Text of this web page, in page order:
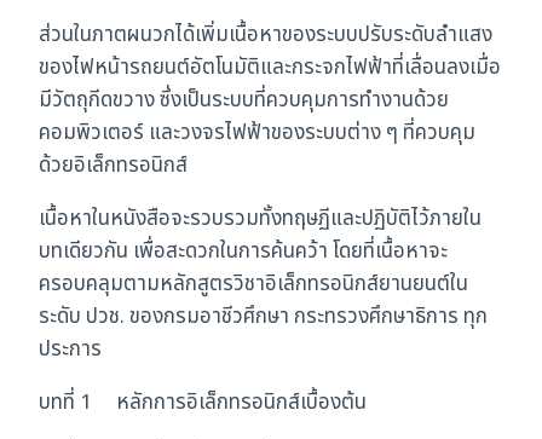
ส่วนในภาตผนวกได้เพิ่มเนื้อหาของระบบปรับระดับลำแสง
ของไฟหน้ารถยนต์อัตโนมัติและกระจกไฟฟ้าที่เลื่อนลงเมื่อ
มีวัตถุกีดขวาง ซึ่งเป็นระบบที่ควบคุมการทำงานด้วย
คอมพิวเตอร์ และวงจรไฟฟ้าของระบบต่าง ๆ ที่ควบคุม
ด้วยอิเล็กทรอนิกส์
เนื้อหาในหนังสือจะรวบรวมทั้งทฤษฏีและปฏิบัติไว้ภายใน
บทเดียวกัน เพื่อสะดวกในการค้นคว้า โดยที่เนื้อหาจะ
ครอบคลุมตามหลักสูตรวิชาอิเล็กทรอนิกส์ยานยนต์ใน
ระดับ ปวช. ของกรมอาชีวศึกษา กระทรวงศึกษาธิการ ทุก
ประการ
บทที่ 1 หลักการอิเล็กทรอนิกส์เบื้องต้น